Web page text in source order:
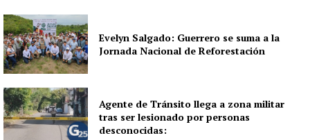
Evelyn Salgado: Guerrero se suma a la
Jornada Nacional de Reforestación
Agente de Tránsito llega a zona militar
tras ser lesionado por personas
desconocidas: